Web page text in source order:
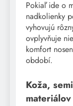
Pokiaľ ide o
nadkolienky
vyhovujú
ovplyvňuje
komfort
období.
Koža,
materiálov